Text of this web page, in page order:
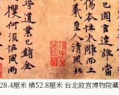
厘米 横52.8厘米 台北故宫博物院藏